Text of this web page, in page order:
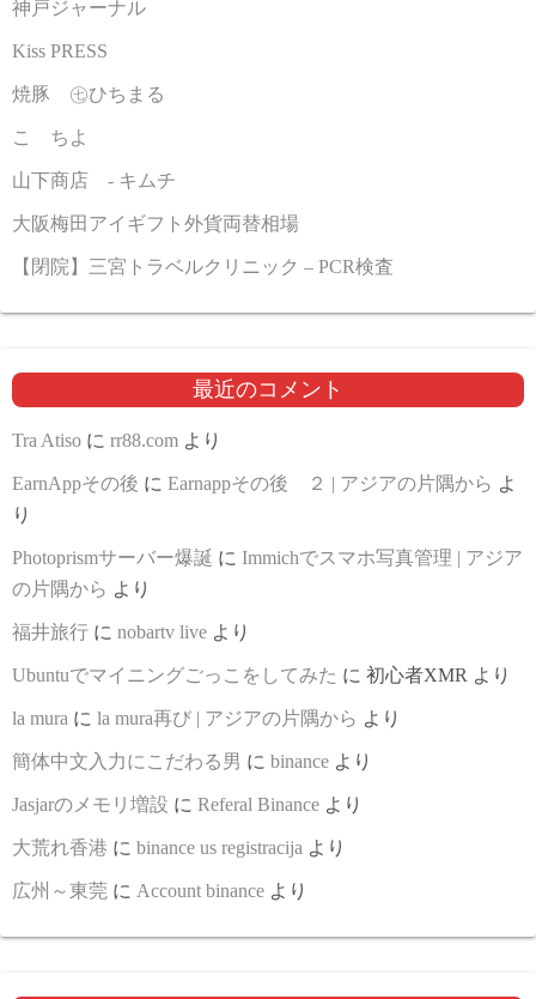
神戸ジャーナル
Kiss PRESS
焼豚 ㊆ひちまる
こゝちよ
山下商店 - キムチ
大阪梅田アイギフト外貨両替相場
【閉院】三宮トラベルクリニック – PCR検査
最近のコメント
Tra Atiso に rr88.com より
EarnAppその後 に Earnappその後 ２ | アジアの片隅から よ
り
Photoprismサーバー爆誕 に Immichでスマホ写真管理 | アジア
の片隅から より
福井旅行 に nobartv live より
Ubuntuでマイニングごっこをしてみた に 初心者XMR より
la mura に la mura再び | アジアの片隅から より
簡体中文入力にこだわる男 に binance より
Jasjarのメモリ増設 に Referal Binance より
大荒れ香港 に binance us registracija より
広州～東莞 に Account binance より